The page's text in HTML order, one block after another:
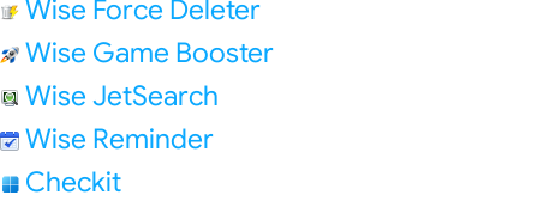
Wise Force Deleter
Wise Game Booster
Wise JetSearch
Wise Reminder
Checkit